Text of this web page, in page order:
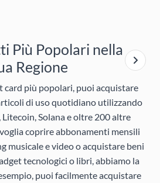
Più Popolari nella
Regione
card più popolari, puoi acquistare
di uso quotidiano utilizzando
Solana e oltre 200 altre
coprire abbonamenti mensili
musicale e video o acquistare beni
tecnologici o libri, abbiamo la
puoi facilmente acquistare